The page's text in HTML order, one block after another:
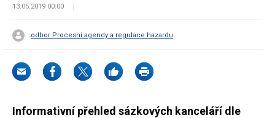
13.05.2019 00:00
odbor Procesní agendy a regulace hazardu
Informativní přehled sázkových kanceláří dle